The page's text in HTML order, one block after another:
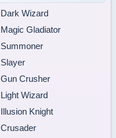
Dark Wizard
Magic Gladiator
Summoner
Slayer
Gun Crusher
Light Wizard
Illusion Knight
Crusader